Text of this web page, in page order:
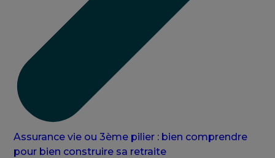
Assurance vie ou 3ème pilier : bien comprendre
pour bien construire sa retraite